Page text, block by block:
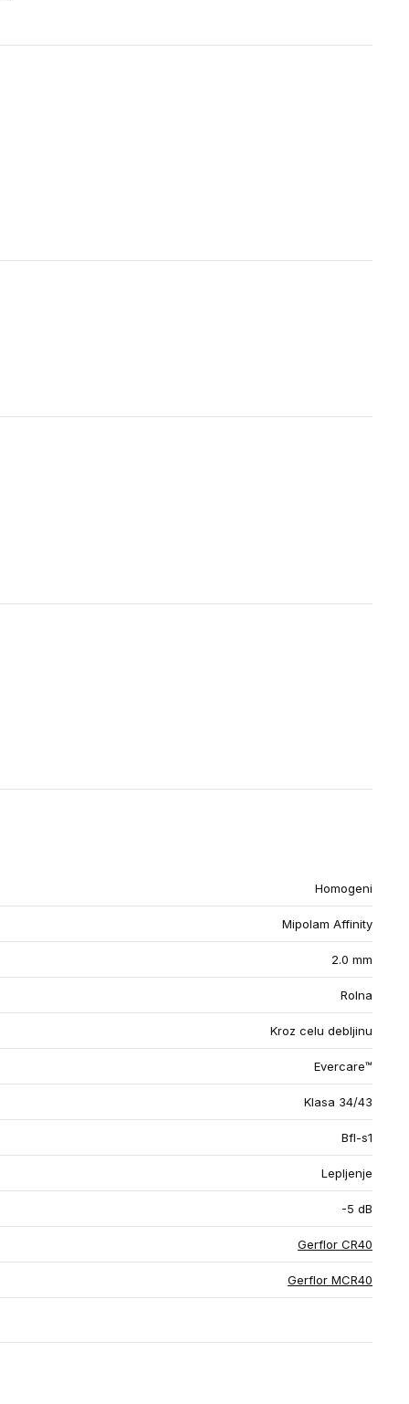
Homogeni
Mipolam Affinity
2.0 mm
Rolna
Kroz celu debljinu
Evercare™
Klasa 34/43
Bfl-s1
Lepljenje
-5 dB
Gerflor CR40
Gerflor MCR40